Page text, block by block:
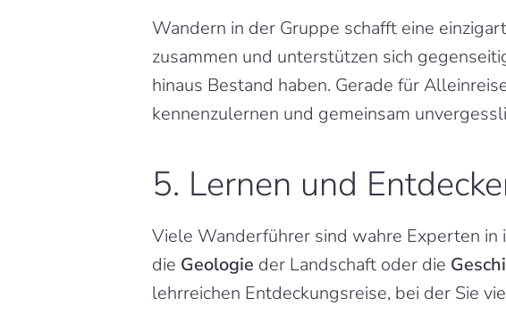
Wandern in der Gruppe schafft eine
zusammen und unterstützen sich
hinaus Bestand haben. Gerade für
kennenzulernen und gemeinsam
5. Lernen und
Viele Wanderführer sind wahre Experten
die Geologie der Landschaft oder die
lehrreichen Entdeckungsreise, bei der Sie